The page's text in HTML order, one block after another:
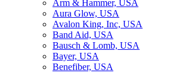
Arm & Hammer, USA
Aura Glow, USA
Avalon King, Inc, USA
Band Aid, USA
Bausch & Lomb, USA
Bayer, USA
Benefiber, USA